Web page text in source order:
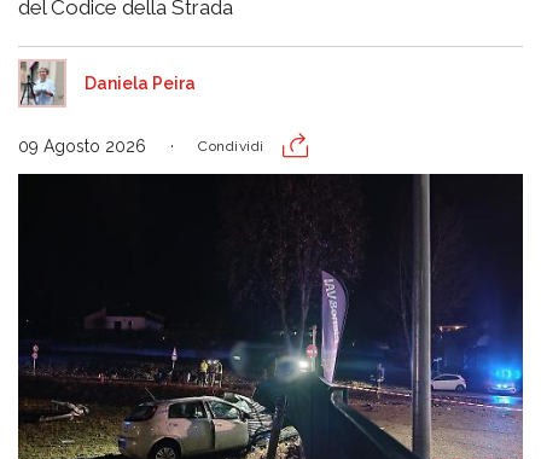
del Codice della Strada
Daniela Peira
09 Agosto 2026 Condividi